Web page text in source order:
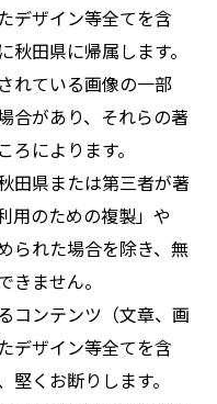
デザイン等全てを含
田県に帰属します。
れている画像の一部
合があり、それらの著
によります。
田県または第三者が著
用のための複製」や
られた場合を除き、無
きません。
コンテンツ（文章、画
デザイン等全てを含
くお断りします。